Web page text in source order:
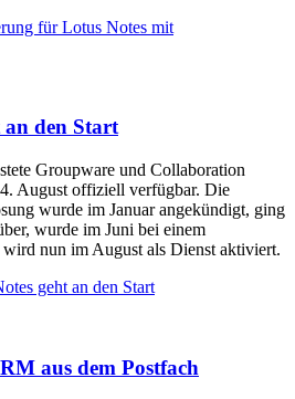
für Lotus Notes mit
an den Start
Groupware und Collaboration
August offiziell verfügbar. Die
wurde im Januar angekündigt, ging
wurde im Juni bei einem
nun im August als Dienst aktiviert.
geht an den Start
aus dem Postfach